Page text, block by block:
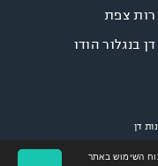
השימוש באתר
רות צפת
בנגלור הודו
דן